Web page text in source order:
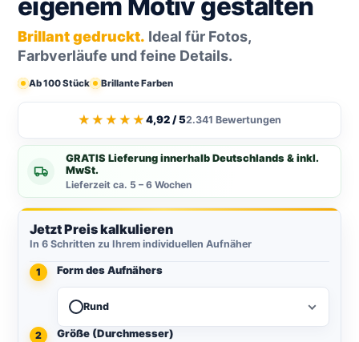
Brillant gedruckt. Ideal für Fotos,
Farbverläufe und feine Details.
Ab 100 Stück Brillante Farben
★★★★★4,92 / 52.341 Bewertungen
GRATIS Lieferung innerhalb Deutschlands & inkl.
MwSt.
Lieferzeit ca. 5 – 6 Wochen
Jetzt Preis kalkulieren
In 6 Schritten zu Ihrem individuellen Aufnäher
1 Form des Aufnähers
Rund
2 Größe (Durchmesser)